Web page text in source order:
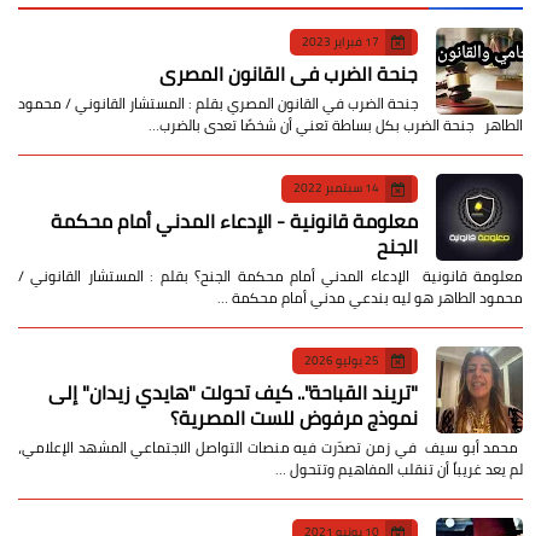
17 فبراير 2023
جنحة الضرب في القانون المصري
جنحة الضرب في القانون المصري بقلم : المستشار القانوني / محمود
الطاهر جنحة الضرب بكل بساطة تعني أن شخصًا تعدى بالضرب…
14 سبتمبر 2022
معلومة قانونية - الإدعاء المدني أمام محكمة
الجنح
معلومة قانونية الإدعاء المدني أمام محكمة الجنح؟ بقلم : المستشار القانوني /
محمود الطاهر هو ليه بندعي مدني أمام محكمة …
25 يوليو 2026
​"تريند القباحة".. كيف تحولت "هايدي زيدان" إلى
نموذج مرفوض للست المصرية؟
​ محمد أبو سيف ​في زمن تصدّرت فيه منصات التواصل الاجتماعي المشهد الإعلامي،
لم يعد غريباً أن تنقلب المفاهيم وتتحول …